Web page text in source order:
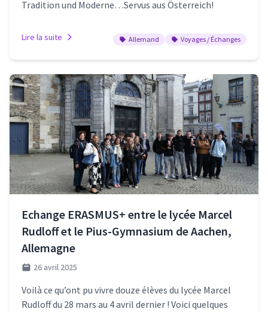
Tradition und Moderne…Servus aus Österreich!
Lire la suite Allemand Voyages / Échanges
Echange ERASMUS+ entre le lycée Marcel
Rudloff et le Pius-Gymnasium de Aachen,
Allemagne
26 avril 2025
Voilà ce qu’ont pu vivre douze élèves du lycée Marcel
Rudloff du 28 mars au 4 avril dernier ! Voici quelques